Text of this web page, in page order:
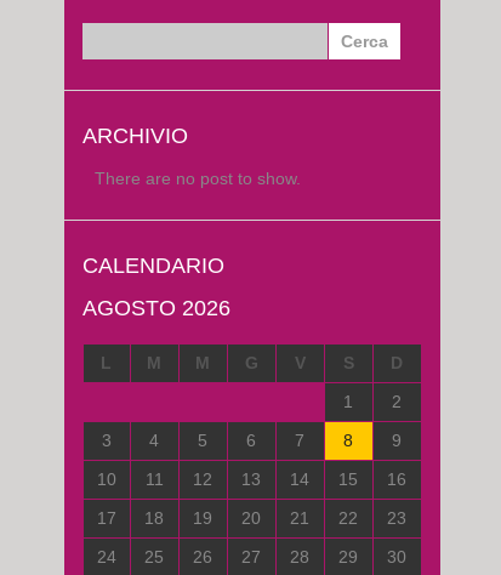
ARCHIVIO
There are no post to show.
CALENDARIO
AGOSTO 2026
L M M G V S
D
1
2
3
4 5 6 7 8
9
10
11 12 13 14 15
16
17
18 19 20 21 22
23
24
25 26 27 28 29
30